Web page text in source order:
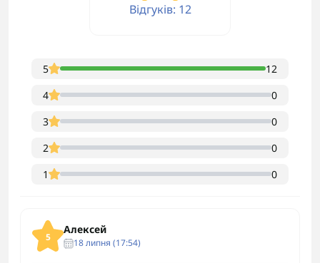
Відгуків: 12
5
12
4
0
3
0
2
0
1
0
5
Алексей
18 липня (17:54)